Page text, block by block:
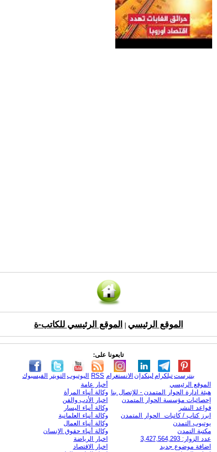
الموقع الرئيسي الموقع الرئيسي للكاتب-ة
تابعونا على:
الفيسبوك التويتر اليوتيوب RSS الانستغرام لينكدإن تيلكرامبنترست
الموقع الرئيسي
هيئة ادارة الحوار المتمدن - للإتصال بنا
إحصائيات مؤسسة الحوار المتمدن
قواعد النشر
ابرز كتاب / كاتبات الحوار المتمدن
يوتيوب التمدن
مكتبة التمدن
عدد الزوار: 3,427,564,293
اضافة موضوع جديد
أخبار عامة
وكالة أنباء المرأة
اخبار الأدب والفن
وكالة أنباء اليسار
وكالة أنباء العلمانية
وكالة أنباء العمال
وكالة أنباء حقوق الإنسان
اخبار الرياضة
اخبار الاقتصاد